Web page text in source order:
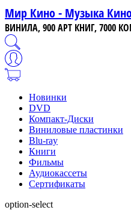
Мир Кино - Музыка
ВИНИЛА, 900 АРТ КНИГ, 7000
Новинки
DVD
Компакт-Диски
Виниловые пластинки
Blu-ray
Книги
Фильмы
Аудиокассеты
Сертификаты
option-select